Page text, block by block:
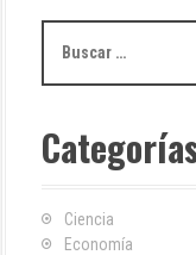
s
a
r
Ciencia
Economía